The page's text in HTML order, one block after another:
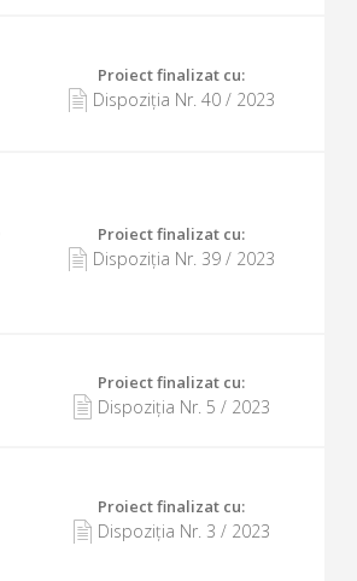
Proiect finalizat cu:
Dispoziția Nr. 40/ 2023
Proiect finalizat cu:
Dispoziția Nr. 39/ 2023
Proiect finalizat cu:
Dispoziția Nr. 5 / 2023
Proiect finalizat cu:
Dispoziția Nr. 3 / 2023